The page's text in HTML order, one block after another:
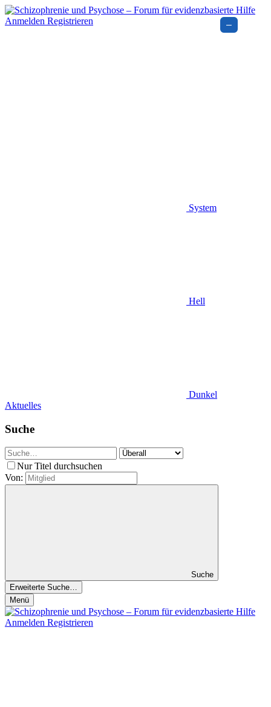
Anmelden Registrieren
System
Hell
Dunkel
Aktuelles
Suche
Nur Titel durchsuchen
Von:
Suche
Erweiterte Suche…
Menü
Anmelden Registrieren
–